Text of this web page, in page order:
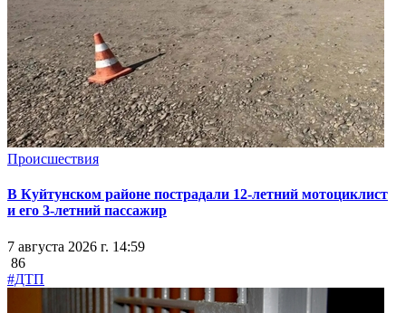
Происшествия
В Куйтунском районе пострадали 12-летний мотоциклист
и его 3-летний пассажир
7 августа 2026 г. 14:59
86
#ДТП